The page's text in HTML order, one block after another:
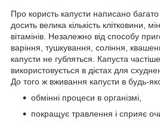
Про користь капусти написано
досить велика кількість клітковини,
вітамінів. Незалежно від способу
варіння, тушкування, соління,
капусти не губляться. Капуста
використовується в дієтах для
До того ж вживання капусти в будь-
обмінні процеси в організмі,
покращує травлення і сприяє